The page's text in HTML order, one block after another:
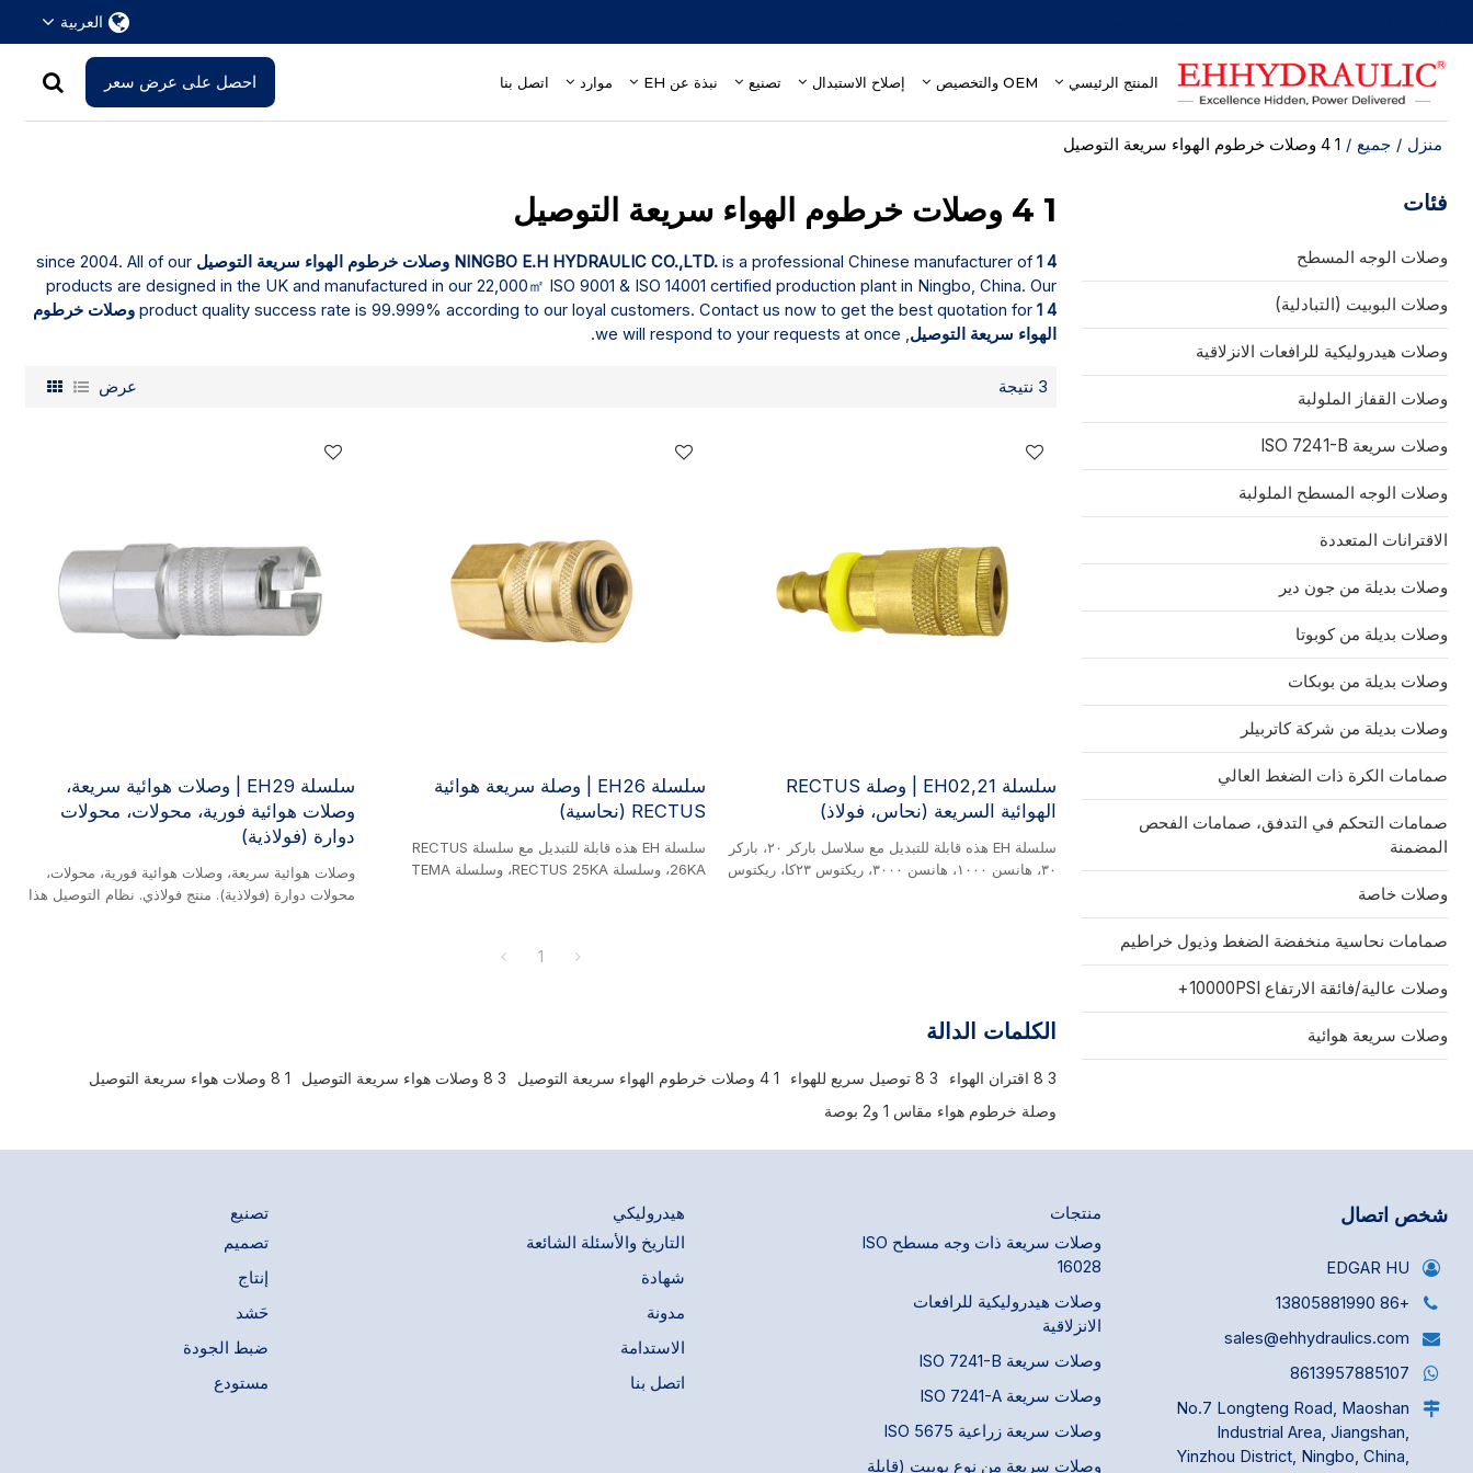
العربية
المنتج الرئيسي OEM والتخصيص إصلاح الاستبدال تصنيع نبذة عن EH موارد اتصل بنا احصل على عرض سعر
منزل / جميع / 1 4 وصلات خرطوم الهواء سريعة التوصيل
1 4 وصلات خرطوم الهواء سريعة التوصيل
NINGBO E.H HYDRAULIC CO.,LTD.is a professional Chinese manufacturer of1 4 وصلات خرطوم الهواء سريعة التوصيل
since 2004. All of our
products are designed in the UK and manufactured in our 22,000㎡ ISO 9001 & ISO 14001 certified production plant in Ningbo, China. Our
product quality success rate is 99.999% according to our loyal customers. Contact us now to get the best quotation for 1 4 وصلات خرطوم
الهواء سريعة التوصيل, we will respond to your requests at once.
3 نتيجة عرض
سلسلة EH02,21 | وصلة RECTUS
الهوائية السريعة (نحاس، فولاذ)
سلسلة EH هذه قابلة للتبديل مع سلاسل باركر ٢٠، باركر
٣٠، هانسن ١٠٠٠، هانسن ٣٠٠٠، ريكتوس ٢٣كا، ريكتوس
يعتمد على آلية قفل كروية تتكون من كرات فولاذية
مثبتة تُثبّت أخدود القفل على حلمة التزاوج. يجب سحب
لتوصيل الحلمة أو فصلها. تشمل التطبيقات الشائعة
الهواء المضغوط، والماء، والشحم، والطلاء، والفراغ
سلسلة EH26 | وصلة سريعة هوائية
RECTUS (نحاسية)
سلسلة EH هذه قابلة للتبديل مع سلسلة RECTUS
26KA، وسلسلة RECTUS 25KA، وسلسلة TEMA
والسوائل منخفضة الضغط. يتميز بتصميمه المدمج
والفراغ المحدود، والغازات المحدودة.
سلسلة EH29 | وصلات هوائية سريعة،
وصلات هوائية فورية، محولات، محولات
دوارة (فولاذية)
وصلات هوائية سريعة، وصلات هوائية فورية، محولات،
محولات دوارة (فولاذية). منتج فولاذي. نظام التوصيل هذا
1
الكلمات الدالة
3 8 اقتران الهواء 3 8 توصيل سريع للهواء 1 4 وصلات خرطوم الهواء سريعة التوصيل 3 8 وصلات هواء سريعة التوصيل
1 8 وصلات هواء سريعة التوصيل
وصلة خرطوم هواء مقاس 1 و2 بوصة
فئات
وصلات الوجه المسطح
وصلات البوبيت (التبادلية)
وصلات هيدروليكية للرافعات الانزلاقية
وصلات القفاز الملولبة
وصلات سريعة ISO 7241-B
وصلات الوجه المسطح الملولبة
الاقترانات المتعددة
وصلات بديلة من جون دير
وصلات بديلة من كوبوتا
وصلات بديلة من بوبكات
وصلات بديلة من شركة كاتربيلر
صمامات الكرة ذات الضغط العالي
صمامات التحكم في التدفق، صمامات الفحص
المضمنة
وصلات خاصة
صمامات نحاسية منخفضة الضغط وذيول خراطيم
وصلات عالية/فائقة الارتفاع 10000PSI+
وصلات سريعة هوائية
شخص اتصال
EDGAR HU
+86 13805881990
sales@ehhydraulics.com
8613957885107
No.7 Longteng Road, Maoshan
Industrial Area, Jiangshan,
Yinzhou District, Ningbo, China,
منتجات
وصلات سريعة ذات وجه مسطح ISO
16028
وصلات هيدروليكية للرافعات
الانزلاقية
وصلات سريعة ISO 7241-B
وصلات سريعة ISO 7241-A
وصلات سريعة زراعية ISO 5675
وصلات سريعة من نوع بوبيت (قابلة
هيدروليكي
التاريخ والأسئلة الشائعة
شهادة
مدونة
الاستدامة
اتصل بنا
تصنيع
تصميم
إنتاج
حَشد
ضبط الجودة
مستودع